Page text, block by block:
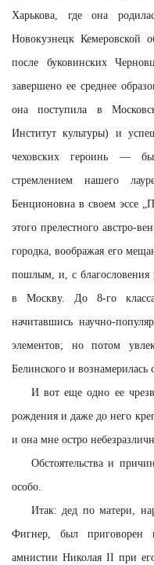
Харькова, где она
Новокузнецк Кемеровской
после буковинских
завершено ее среднее
она поступила в
Институт культуры) и
чеховских героинь —
стремлением нашего
Бенционовна в своем эссе
этого прелестного австро-
городка, воображая его
пошлым, и, с благословения
в Москву. До 8-го
начитавшись научно-
элементов; но потом
Белинского и вознамерилась
И вот еще одно ее
рождения и даже до него
и она мне остро
Обстоятельства и
особо.
Итак: дед по матери,
Фигнер, был приговорен
амнистии Николая II при